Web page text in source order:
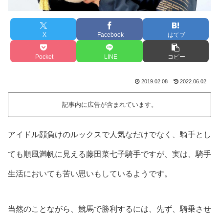
X Facebook はてブ
Pocket LINE コピー
2019.02.08 2022.06.02
記事内に広告が含まれています。
アイドル顔負けのルックスで人気なだけでなく、騎手とし
ても順風満帆に見える藤田菜七子騎手ですが、実は、騎手
生活においても苦い思いもしているようです。
当然のことながら、競馬で勝利するには、先ず、騎乗させ